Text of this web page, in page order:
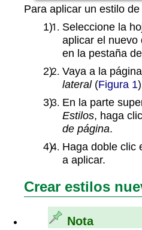
Para aplicar un estilo
Seleccione la
aplicar el nuevo
en la pestaña
Vaya a la página
lateral(Figura 1
En la parte
Estilos, haga
de página.
Haga doble clic
a aplicar.
Crear estilos
Nota